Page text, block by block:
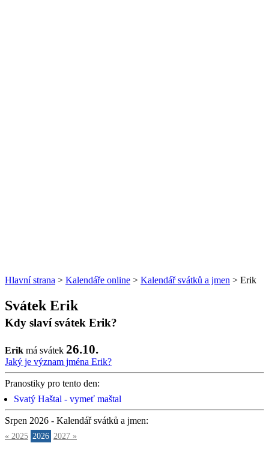
Hlavní strana > Kalendáře online > Kalendář svátků a jmen > Erik
Svátek Erik
Kdy slaví svátek Erik?
Erik má svátek 26.10.
Jaký je význam jména Erik?
Pranostiky pro tento den:
Svatý Haštal - vymeť maštal
Srpen 2026 - Kalendář svátků a jmen:
« 2025 2026 2027 »